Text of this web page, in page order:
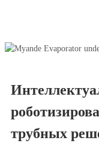
трубных